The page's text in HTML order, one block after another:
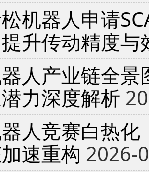
机器人申请
升传动精度与
人产业链全
力深度解析
人竞赛白热
速重构 2026-